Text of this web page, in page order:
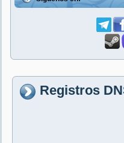
Registros